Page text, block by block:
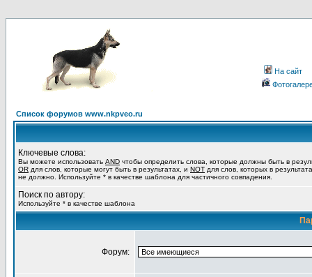
На сайт
Список форумов www.nkpveo.ru
Ключевые слова:
Вы можете использовать AND чтобы определить слова, которые должны быть в
OR для слов, которые могут быть в результатах, и NOT для слов, которых в
не должно. Используйте * в качестве шаблона для частичного совпадения.
Поиск по автору:
Используйте * в качестве шаблона
Форум: